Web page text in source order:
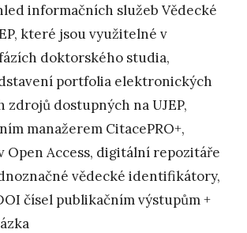
informačních služeb Vědecké
které jsou využitelné v
doktorského studia,
portfolia elektronických
zdrojů dostupných na UJEP,
manažerem CitacePRO+,
Open Access, digitální repozitáře
vědecké identifikátory,
čísel publikačním výstupům +